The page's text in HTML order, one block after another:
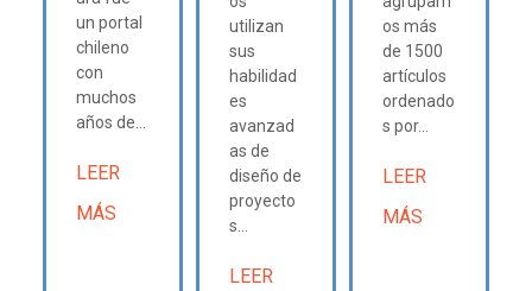
un portal
chileno
con
muchos
años de...
LEER
MÁS
utilizan
sus
habilidad
es
avanzad
as de
diseño de
proyecto
s...
LEER
os más
de 1500
artículos
ordenado
s por...
LEER
MÁS